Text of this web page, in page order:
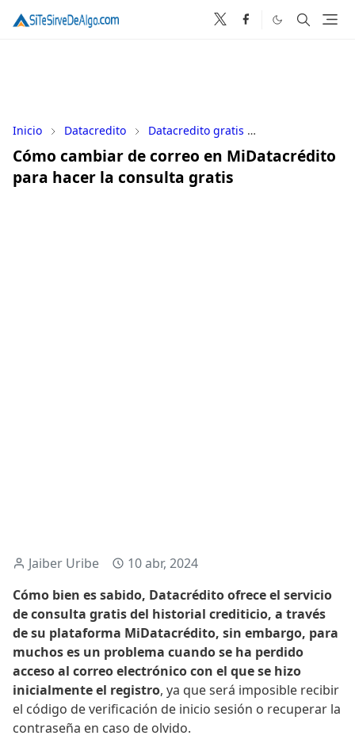
Inicio Datacredito Datacredito gratis
Cómo cambiar de correo en MiDatacrédito
para hacer la consulta gratis
Jaiber Uribe
10 abr, 2024
Cómo bien es sabido, Datacrédito ofrece el servicio
de consulta gratis del historial crediticio, a través
de su plataforma MiDatacrédito, sin embargo, para
muchos es un problema cuando se ha perdido
acceso al correo electrónico con el que se hizo
inicialmente el registro, ya que será imposible recibir
el código de verificación de inicio sesión o recuperar la
contraseña en caso de olvido.